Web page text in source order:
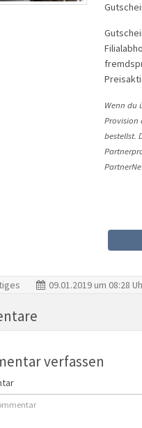
Wenn du
Provision
bestellst.
09.01.2019 um 08:28
verfassen